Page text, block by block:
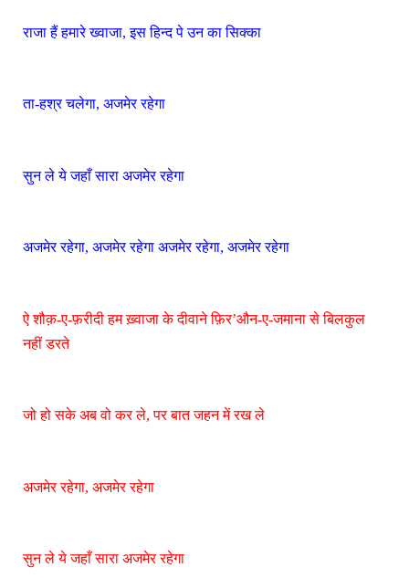
राजा हैं हमारे ख्वाजा, इस हिन्द पे उन का सिक्का
ता-हश्र चलेगा, अजमेर रहेगा
सुन ले ये जहाँ सारा अजमेर रहेगा
अजमेर रहेगा, अजमेर रहेगा अजमेर रहेगा, अजमेर रहेगा
ऐ शौक़-ए-फ़रीदी हम ख़्वाजा के दीवाने फ़िर’औन-ए-जमाना से बिलकुल
नहीं डरते
जो हो सके अब वो कर ले, पर बात जहन में रख ले
अजमेर रहेगा, अजमेर रहेगा
सुन ले ये जहाँ सारा अजमेर रहेगा